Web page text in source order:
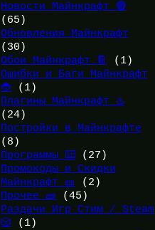
Новости Майнкрафт 🔴
(65)
Обновления Майнкрафт
(30)
Обои Майнкрафт 📔
(1)
Ошибки и Баги Майнкрафт
🐞(1)
Плагины Майнкрафт ♨️
(24)
Постройки в Майнкрафте
(8)
Программы ⌨️(27)
Промокоды и Скидки
Майнкрафт 🎫
(2)
Прочее 🧱 (45)
Раздачи Игр Стим / Steam
🎲 (1)